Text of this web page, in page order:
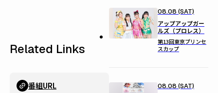
Related Links
番組URL
08.08 (SAT)
アップアップガー
ルズ（プロレス）
第13回東京プリンセ
スカップ
08.08 (SAT)